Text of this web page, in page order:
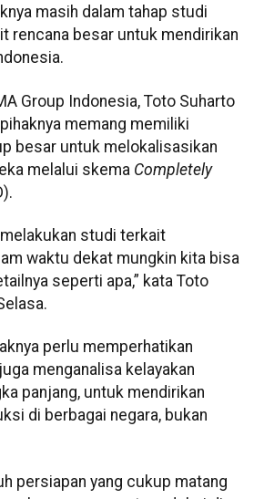
masih dalam tahap studi
rencana besar untuk mendirikan
Group Indonesia, Toto Suharto
memang memiliki
besar untuk melokalisasikan
melalui skema Completely
studi terkait
waktu dekat mungkin kita bisa
seperti apa,” kata Toto
perlu memperhatikan
menganalisa kelayakan
panjang, untuk mendirikan
di berbagai negara, bukan
persiapan yang cukup matang